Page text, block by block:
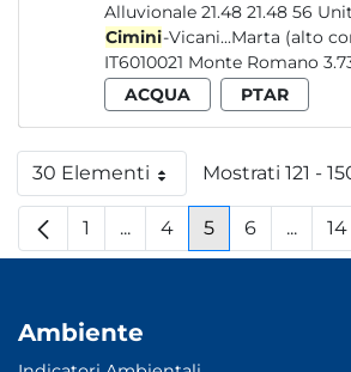
Alluvionale
Cimini-Vicani...Marta (alto
ACQUA
PTAR
30 ElementiPer pagina Mostrati 121 -
Pagina
1 ...Pagine intermedie
Pagina
4 Pagina
5 Pagina
6 ... 14
Ambiente